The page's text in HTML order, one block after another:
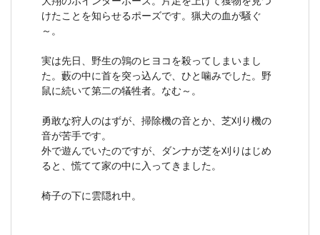
けたことを知らせるポーズです。猟犬の血が騒ぐ
～。
実は先日、野生の鶉のヒヨコを殺ってしまいまし
た。藪の中に首を突っ込んで、ひと噛みでした。野
鼠に続いて第二の犠牲者。なむ～。
勇敢な狩人のはずが、掃除機の音とか、芝刈り機の
音が苦手です。
外で遊んでいたのですが、ダンナが芝を刈りはじめ
ると、慌てて家の中に入ってきました。
椅子の下に雲隠れ中。